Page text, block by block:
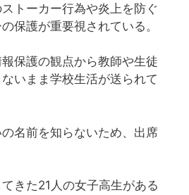
トーカー行為や炎上を防ぐ
保護が重要視されている。
保護の観点から教師や生徒
いまま学校生活が送られて
名前を知らないため、出席
きた21人の女子高生がある